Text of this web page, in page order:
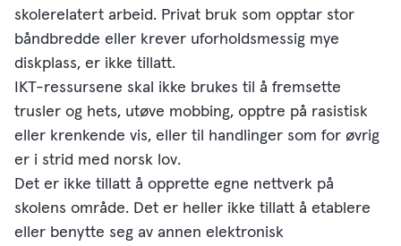
skolerelatert arbeid. Privat bruk som opptar stor
båndbredde eller krever uforholdsmessig mye
diskplass, er ikke tillatt.
IKT-ressursene skal ikke brukes til å fremsette
trusler og hets, utøve mobbing, opptre på rasistisk
eller krenkende vis, eller til handlinger som for øvrig
er i strid med norsk lov.
Det er ikke tillatt å opprette egne nettverk på
skolens område. Det er heller ikke tillatt å etablere
eller benytte seg av annen elektronisk